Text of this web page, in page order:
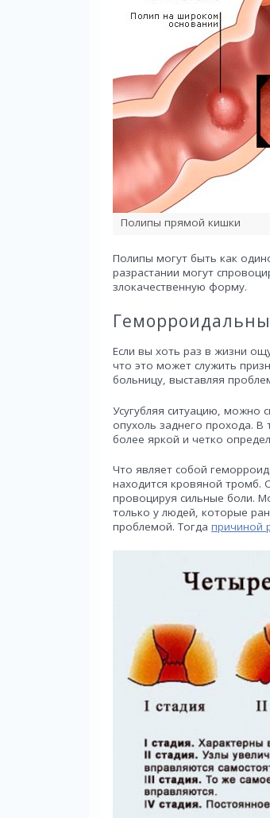
Полипы прямой кишки
Полипы могут быть как
разрастании могут
злокачественную форму.
Если вы хоть раз в жизни
что это может служить
больницу, выставляя
Усугубляя ситуацию, можно
опухоль заднего прохода. В
более яркой и четко
Что являет собой
находится кровяной тромб.
провоцируя сильные боли.
только у людей, которые
проблемой. Тогда причиной